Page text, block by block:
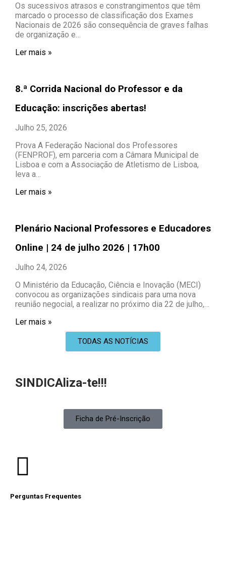
Os sucessivos atrasos e constrangimentos que têm
marcado o processo de classificação dos Exames
Nacionais de 2026 são consequência de graves falhas
de organização e…
Ler mais »
8.ª Corrida Nacional do Professor e da
Educação: inscrições abertas!
Julho 25, 2026
Prova A Federação Nacional dos Professores
(FENPROF), em parceria com a Câmara Municipal de
Lisboa e com a Associação de Atletismo de Lisboa,
leva a…
Ler mais »
Plenário Nacional Professores e Educadores
Online | 24 de julho 2026 | 17h00
Julho 24, 2026
O Ministério da Educação, Ciência e Inovação (MECI)
convocou as organizações sindicais para uma nova
reunião negocial, a realizar no próximo dia 22 de julho,…
Ler mais »
TODAS AS NOTÍCIAS
SINDICAliza-te!!!
Ficha de Pré-Inscrição
Perguntas Frequentes